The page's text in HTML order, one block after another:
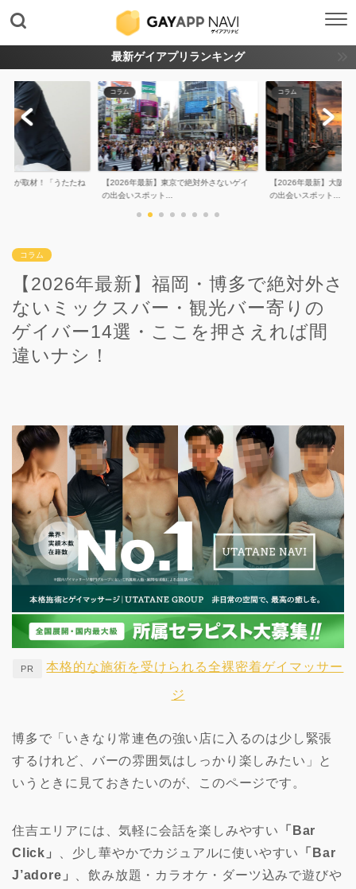
最新ゲイアプリランキング
】東京で絶対外さないゲイ
コラム
【2026年最新】大阪で絶対外さないゲイ
の出会いスポット...
コラム
【2026年最新】
ないゲイの出会
コラム
【2026年最新】福岡・博多で絶対外さ
ないミックスバー・観光バー寄りの
ゲイバー14選・ここを押さえれば間
違いナシ！
PR 本格的な施術を受けられる全裸密着ゲイマッサー
ジ
博多で「いきなり常連色の強い店に入るのは少し緊張
するけれど、バーの雰囲気はしっかり楽しみたい」と
いうときに見ておきたいのが、このページです。
住吉エリアには、気軽に会話を楽しみやすい
「Bar
Click」
、少し華やかでカジュアルに使いやすい
「Bar
J’adore」
、飲み放題・カラオケ・ダーツ込みで遊びや